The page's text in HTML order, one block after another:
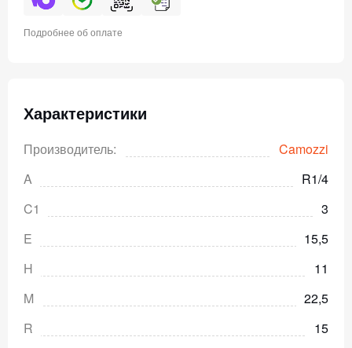
Подробнее об оплате
Характеристики
Производитель:
Camozzi
A
R1/4
C1
3
E
15,5
H
11
M
22,5
R
15